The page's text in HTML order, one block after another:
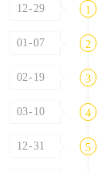
12-29 1
01-07 2
02-19 3
03-10 4
12-31 5